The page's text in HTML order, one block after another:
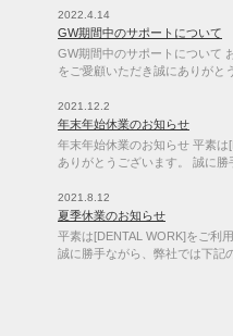
2022.4.14
GW期間中のサポートについて
GW期間中のサポートについて
をご愛顧いただき誠にありがと
2021.12.2
年末年始休業のお知らせ
年末年始休業のお知らせ 平素
ありがとうございます。 誠に勝
2021.8.12
夏季休業のお知らせ
平素は[DENTAL WORK]をご利
誠に勝手ながら、弊社では下記